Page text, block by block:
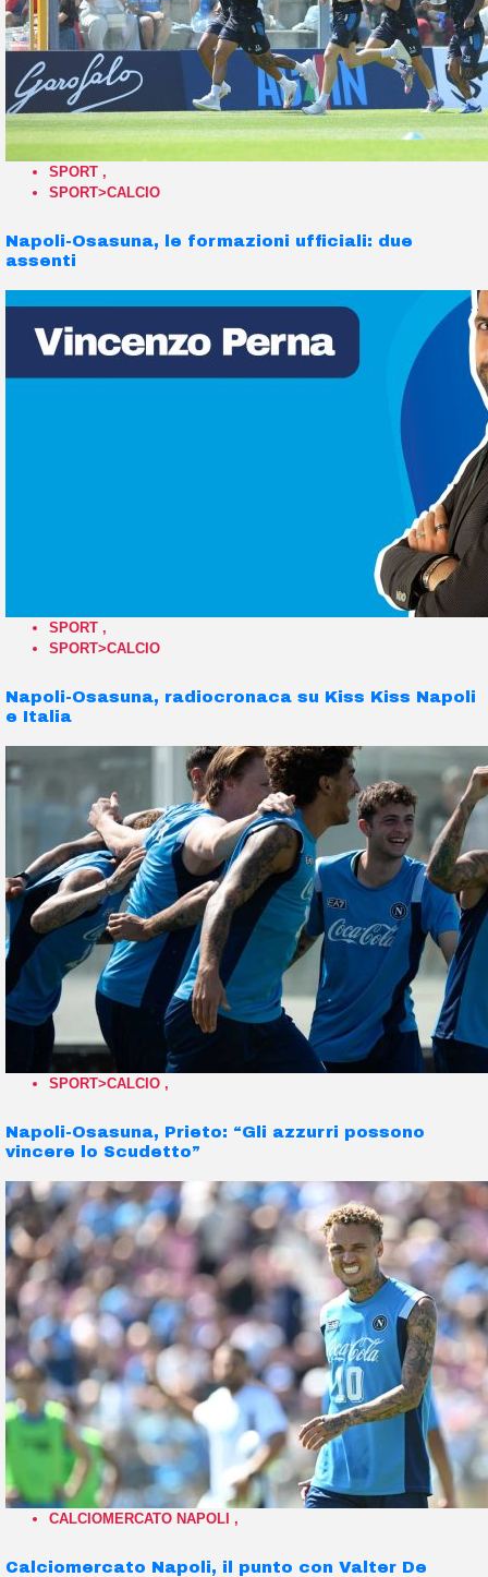
SPORT ,
SPORT>CALCIO
Napoli-Osasuna, le formazioni ufficiali: due
assenti
SPORT ,
SPORT>CALCIO
Napoli-Osasuna, radiocronaca su Kiss Kiss Napoli
e Italia
SPORT>CALCIO ,
Napoli-Osasuna, Prieto: “Gli azzurri possono
vincere lo Scudetto”
CALCIOMERCATO NAPOLI ,
Calciomercato Napoli, il punto con Valter De